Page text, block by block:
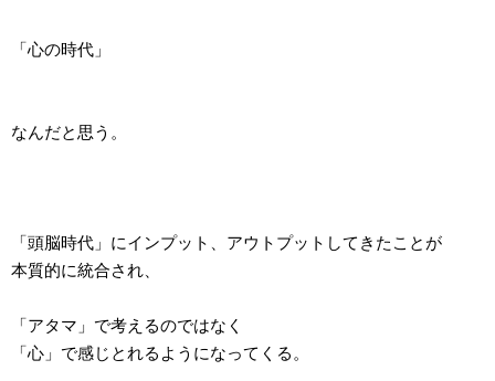
「心の時代」
なんだと思う。
「頭脳時代」にインプット、アウトプットしてきたことが
本質的に統合され、
「アタマ」で考えるのではなく
「心」で感じとれるようになってくる。